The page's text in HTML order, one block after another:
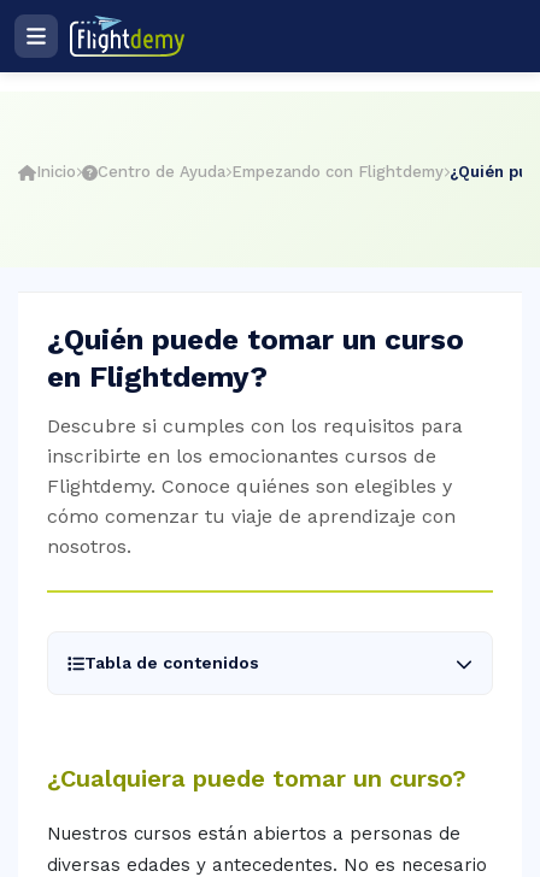
Ingresar
Inicio Centro de Ayuda Empezando con Flightdemy ¿Quién
¿Quién puede tomar un curso
en Flightdemy?
Descubre si cumples con los requisitos para
inscribirte en los emocionantes cursos de
Flightdemy. Conoce quiénes son elegibles y
cómo comenzar tu viaje de aprendizaje con
nosotros.
Tabla de contenidos
¿Cualquiera puede tomar un curso?
Nuestros cursos están abiertos a personas de
diversas edades y antecedentes. No es necesario